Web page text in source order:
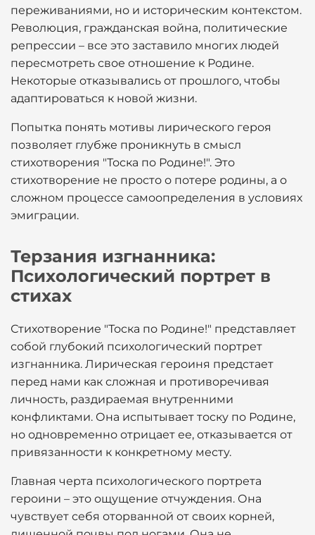
переживаниями, но и историческим контекстом.
Революция, гражданская война, политические
репрессии – все это заставило многих людей
пересмотреть свое отношение к Родине.
Некоторые отказывались от прошлого, чтобы
адаптироваться к новой жизни.
Попытка понять мотивы лирического героя
позволяет глубже проникнуть в смысл
стихотворения "Тоска по Родине!". Это
стихотворение не просто о потере родины, а о
сложном процессе самоопределения в условиях
эмиграции.
Терзания изгнанника:
Психологический портрет в
стихах
Стихотворение "Тоска по Родине!" представляет
собой глубокий психологический портрет
изгнанника. Лирическая героиня предстает
перед нами как сложная и противоречивая
личность, раздираемая внутренними
конфликтами. Она испытывает тоску по Родине,
но одновременно отрицает ее, отказывается от
привязанности к конкретному месту.
Главная черта психологического портрета
героини – это ощущение отчуждения. Она
чувствует себя оторванной от своих корней,